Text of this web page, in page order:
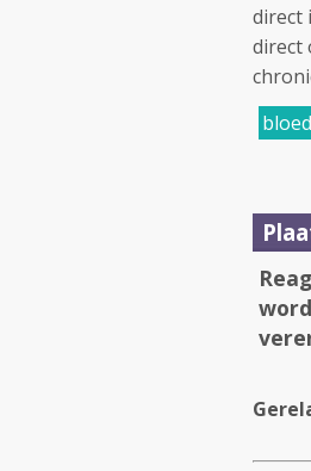
direct
direct